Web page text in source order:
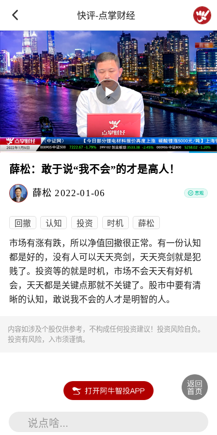
快评-点掌财经
薛松：敢于说“我不会”的才是高人！
薛松 2022-01-06
回撤 认知 投资 时机 薛松
市场有涨有跌，所以净值回撤很正常。有一份认知
都是好的，没有人可以天天亮剑，天天亮剑就是犯
贱了。投资等的就是时机，市场不会天天有好机
会，天天都是关键点那就不关键了。股市中要有清
晰的认知，敢说我不会的人才是明智的人。
内容如涉及个股仅供参考，不构成任何投资建议！投资风险自负。
投资有风险，入市须谨慎。
说点啥...